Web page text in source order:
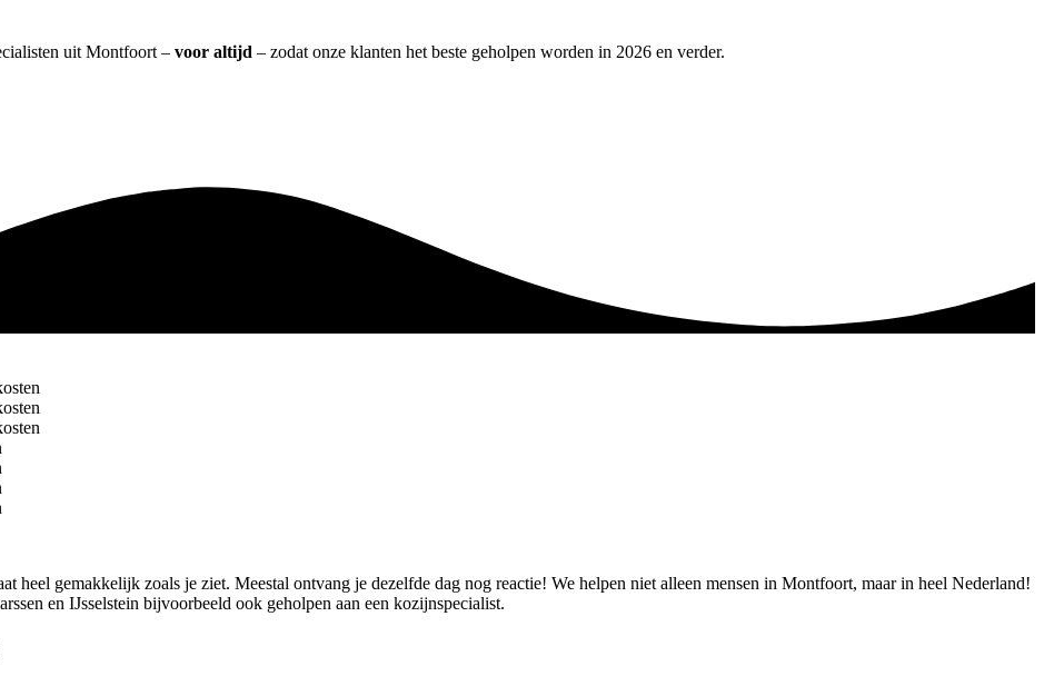
uit Montfoort – voor altijd – zodat onze klanten het beste geholpen worden in 2026 en verder.
gemakkelijk zoals je ziet. Meestal ontvang je dezelfde dag nog reactie! We helpen niet alleen mensen in Montfoort, maar in heel Nederland!
en IJsselstein bijvoorbeeld ook geholpen aan een kozijnspecialist.